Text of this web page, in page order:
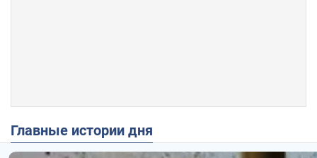
Главные истории дня